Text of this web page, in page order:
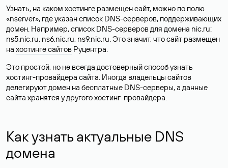
Узнать, на каком хостинге размещен сайт, можно по полю
«nserver», где указан список DNS-серверов, поддерживающих
домен. Например, список DNS-серверов для домена nic.ru:
ns5.nic.ru, ns6.nic.ru, ns9.nic.ru. Это значит, что сайт размещен
на хостинге сайтов Руцентра.
Это простой, но не всегда достоверный способ узнать
хостинг-провайдера сайта. Иногда владельцы сайтов
делегируют домен на бесплатные DNS-серверы, а данные
сайта хранятся у другого хостинг-провайдера.
Как узнать актуальные DNS
домена